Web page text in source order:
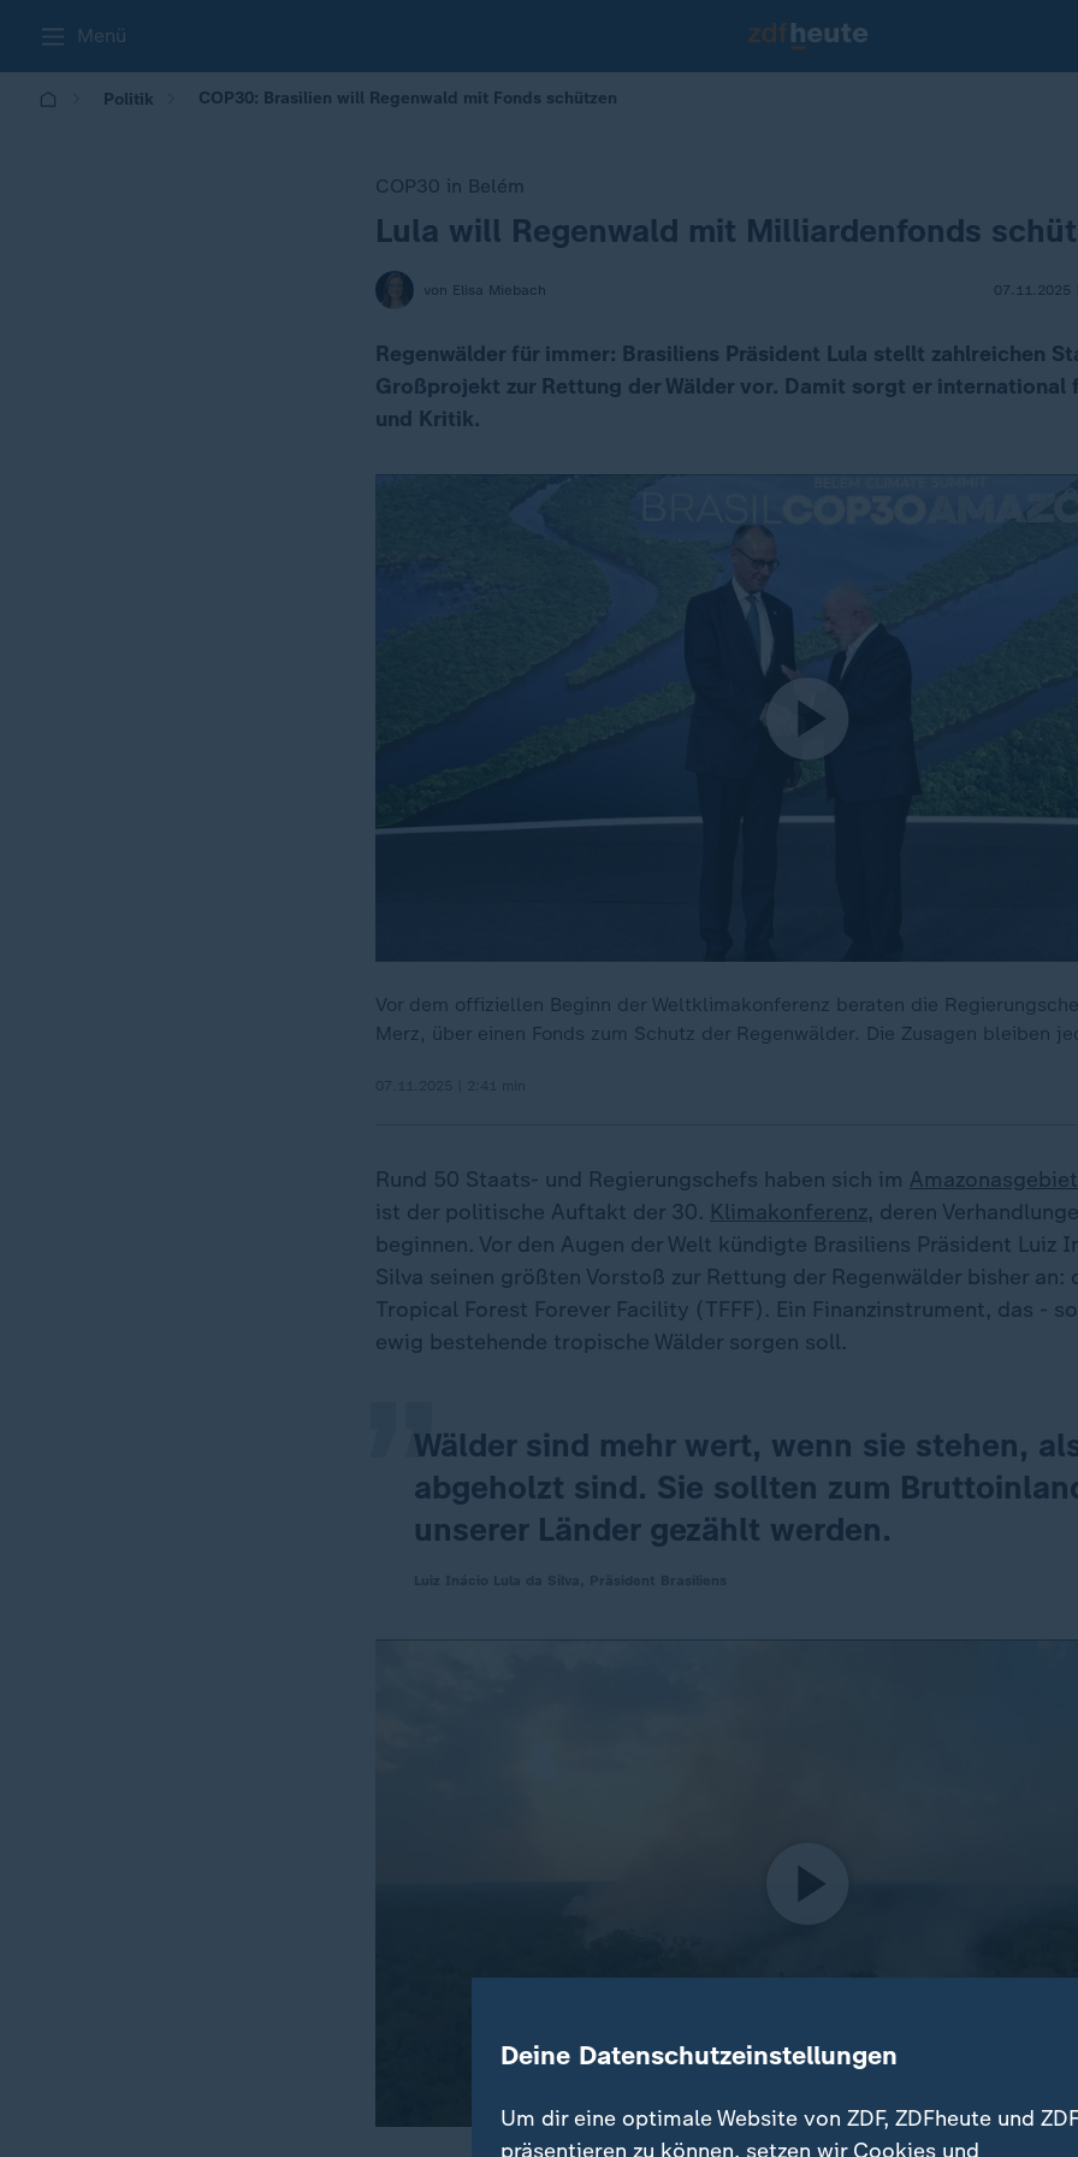
Menü
Politik COP30: Brasilien will Regenwald mit Fonds schützen
COP30 in Belém
:Lula will Regenwald mit Milliardenfonds
von Elisa Miebach 07.11.2025
Regenwälder für immer: Brasiliens Präsident Lula stellt zahlreichen
Großprojekt zur Rettung der Wälder vor. Damit sorgt er international
und Kritik.
Vor dem offiziellen Beginn der Weltklimakonferenz beraten die
Merz, über einen Fonds zum Schutz der Regenwälder. Die Zusagen bleiben
Rund 50 Staats- und Regierungschefs haben sich im Amazonasgebiet
ist der politische Auftakt der 30. Klimakonferenz, deren
beginnen. Vor den Augen der Welt kündigte Brasiliens Präsident Luiz
Silva seinen größten Vorstoß zur Rettung der Regenwälder bisher an:
Tropical Forest Forever Facility (TFFF). Ein Finanzinstrument, das -
ewig bestehende tropische Wälder sorgen soll.
Wälder sind mehr wert, wenn sie stehen,
abgeholzt sind. Sie sollten zum
unserer Länder gezählt werden.
„
Deine Datenschutzeinstellungen
Um dir eine optimale Website von ZDF, ZDFheute und
präsentieren zu können, setzen wir Cookies und